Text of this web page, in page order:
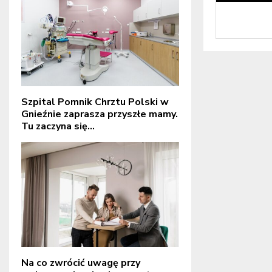
Szpital Pomnik Chrztu Polski w
Gnieźnie zaprasza przyszłe mamy.
Tu zaczyna się...
Na co zwrócić uwagę przy